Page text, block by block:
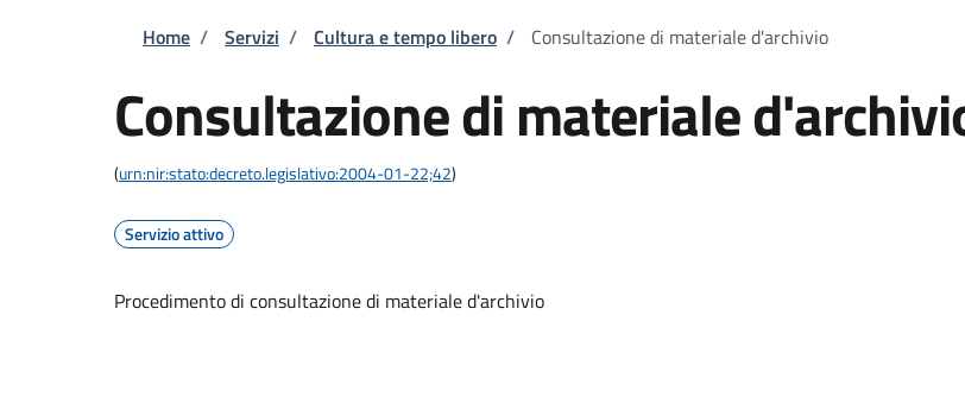
Briciole di pane
Home / Servizi / Cultura e tempo libero / Consultazione di materiale d'archivio
Consultazione di materiale
(urn:nir:stato:decreto.legislativo:2004-01-22;42)
Servizio attivo
Procedimento di consultazione di materiale d'archivio